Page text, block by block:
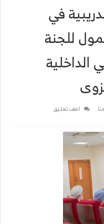
في
للجنة
اضف تعليق